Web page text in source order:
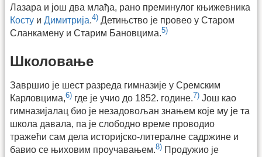
Лазара и још два млађа, рано преминулог књижевника
Косту и Димитрија.4) Детињство је провео у Старом
Сланкамену и Старим Бановцима.5)
Школовање
Завршио је шест разреда гимназије у Сремским
Карловцима,6) где је учио до 1852. године.7) Још као
гимназијалац био је незадовољан знањем које му је та
школа давала, па је слободно време проводио
тражећи сам дела историјско-литералне садржине и
бавио се њиховим проучавањем.8) Продужио је